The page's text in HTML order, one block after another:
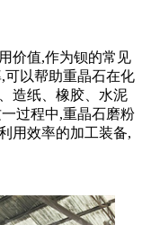
价值,作为钡的常见
可以帮助重晶石在化
造纸、橡胶、水泥
过程中,重晶石磨粉
用效率的加工装备,